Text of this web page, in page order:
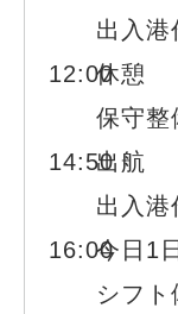
出入港
12:00休憩
保守整
14:50出航
出入港
16:00今日1
シフ